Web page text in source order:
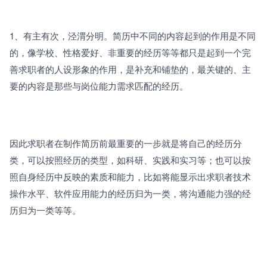
1、有主有次，泾渭分明。简历中不同的内容起到的作用是不同
的，像学校、性格爱好、非重要的经历等等都只是起到一个完
善求职者的人设形象的作用，是补充和铺垫的，最关键的、主
要的内容是那些与岗位能力需求匹配的经历。
因此求职者在制作简历前最重要的一步就是将自己的经历分
类，可以按照经历的类型，如科研、实践和实习等；也可以按
照自身经历中反映的素质和能力，比如将能显示出求职者技术
操作水平、软件应用能力的经历归为一类，将沟通能力强的经
历归为一类等等。